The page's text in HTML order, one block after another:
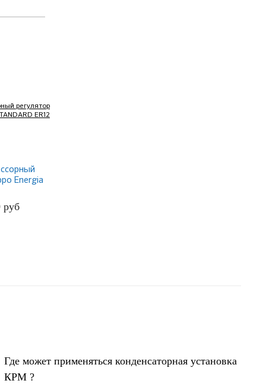
Energia
руб
Где может применяться конденсаторная установка
КРМ ?